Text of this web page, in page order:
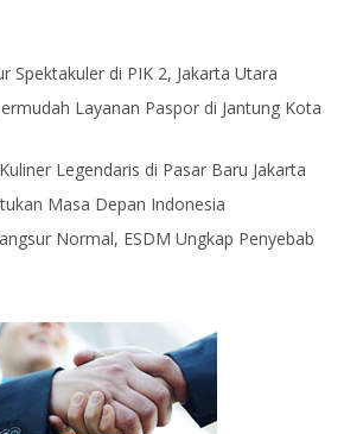
Spektakuler di PIK 2, Jakarta Utara
Layanan Paspor di Jantung Kota
Legendaris di Pasar Baru Jakarta
Masa Depan Indonesia
Normal, ESDM Ungkap Penyebab